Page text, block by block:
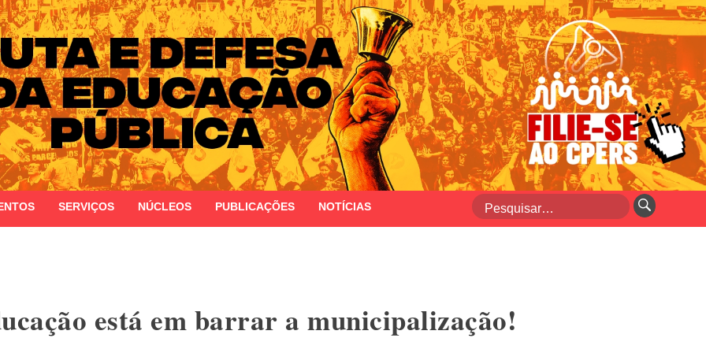
Estado do Rio Grande do Sul
SERVIÇOS NÚCLEOS PUBLICAÇÕES NOTÍCIAS
está em barrar a municipalização!